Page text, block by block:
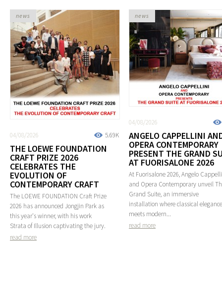
5.69K
04/08/2026
THE LOEWE FOUNDATION
CRAFT PRIZE 2026
CELEBRATES THE
EVOLUTION OF
CONTEMPORARY CRAFT
The LOEWE FOUNDATION Craft Prize
2026 has announced Jongjin Park as
this year's winner, with his work
Strata of Illusion captivating the jury.
read more
news
04/08/2026
ANGELO CAPPELLINI
OPERA CONTEMPORARY
PRESENT THE GRAND
AT FUORISALONE 2026
At Fuorisalone 2026, Angelo
and Opera Contemporary unveil
Grand Suite, an immersive
installation where classical elegance
meets modern...
read more
news